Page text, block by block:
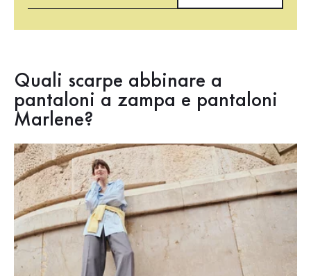
Quali scarpe abbinare a
pantaloni a zampa e pantaloni
Marlene?